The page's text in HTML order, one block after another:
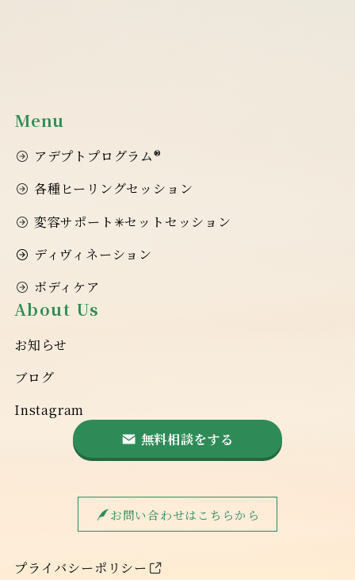
Menu
アデプトプログラム®
各種ヒーリングセッション
変容サポート✳︎セットセッション
ディヴィネーション
ボディケア
About Us
お知らせ
ブログ
Instagram
無料相談をする
お問い合わせはこちらから
プライバシーポリシー